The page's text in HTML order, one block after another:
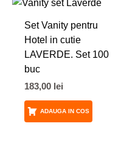
Set Vanity pentru
Hotel in cutie
LAVERDE. Set 100
buc
183,00 lei
ADAUGA IN COS